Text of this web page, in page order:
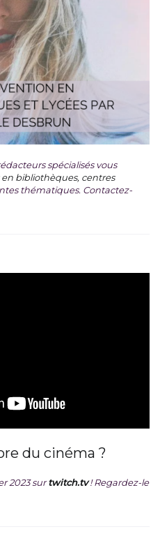
spécialisés vous
bibliothèques, centres
thématiques. Contactez-
du cinéma ?
2023 surtwitch.tv ! Regardez-le